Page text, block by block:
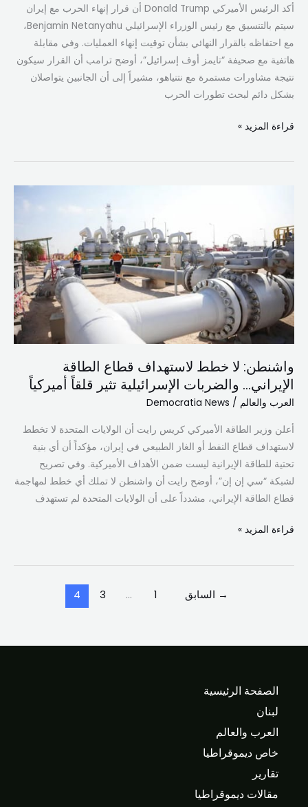
أكد الرئيس الأميركي Donald Trump أن قرار إنهاء الحرب مع إيران
سيتم بالتنسيق مع رئيس الوزراء الإسرائيلي Benjamin Netanyahu،
مع احتفاظه بالقرار النهائي بشأن توقيت إنهاء العمليات. وفي مقابلة
هاتفية مع صحيفة “تايمز أوف إسرائيل”، أوضح ترامب أن القرار سيكون
نتيجة مشاورات مستمرة مع نتنياهو، مشيراً إلى أن الجانبين يتواصلان
بشكل دائم لبحث تطورات الحرب
قراءة المزيد »
واشنطن: لا خطط لاستهداف قطاع الطاقة
الإيراني… والضربات الإسرائيلية تثير قلقاً أميركياً
العرب والعالم /
Democratia News
أعلن وزير الطاقة الأميركي كريس رايت أن الولايات المتحدة لا تخطط
لاستهداف قطاع النفط أو الغاز الطبيعي في إيران، مؤكداً أن أي بنية
تحتية للطاقة الإيرانية ليست ضمن الأهداف الأميركية. وفي تصريح
لشبكة “سي إن إن”، أوضح رايت أن واشنطن لا تملك أي خطط لمهاجمة
قطاع الطاقة الإيراني، مشدداً على أن الولايات المتحدة لم تستهدف
خطط
لاستهداف
قطاع
الطاقة
الإيراني…
والضربات
الإسرائيلية
قلقاً
أميركياً
قراءة المزيد »
→ السابق 1
…
3
4
الصفحة الرئيسية
لبنان
العرب والعالم
خاص ديموقراطيا
تقارير
مقالات ديموقراطيا